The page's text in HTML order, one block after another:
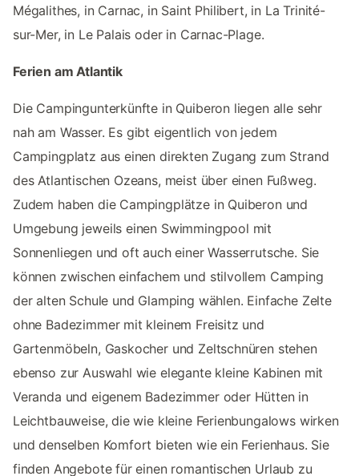
Mégalithes, in Carnac, in Saint Philibert, in La Trinité-
sur-Mer, in Le Palais oder in Carnac-Plage.
Ferien am Atlantik
Die Campingunterkünfte in Quiberon liegen alle sehr
nah am Wasser. Es gibt eigentlich von jedem
Campingplatz aus einen direkten Zugang zum Strand
des Atlantischen Ozeans, meist über einen Fußweg.
Zudem haben die Campingplätze in Quiberon und
Umgebung jeweils einen Swimmingpool mit
Sonnenliegen und oft auch einer Wasserrutsche. Sie
können zwischen einfachem und stilvollem Camping
der alten Schule und Glamping wählen. Einfache Zelte
ohne Badezimmer mit kleinem Freisitz und
Gartenmöbeln, Gaskocher und Zeltschnüren stehen
ebenso zur Auswahl wie elegante kleine Kabinen mit
Veranda und eigenem Badezimmer oder Hütten in
Leichtbauweise, die wie kleine Ferienbungalows wirken
und denselben Komfort bieten wie ein Ferienhaus. Sie
finden Angebote für einen romantischen Urlaub zu